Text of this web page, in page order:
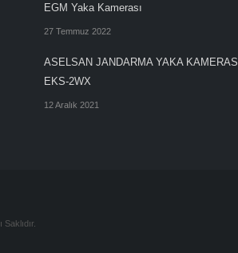
EGM Yaka Kamerası
27 Temmuz 2022
ASELSAN JANDARMA YAKA KAMERASI
EKS-2WX
12 Aralık 2021